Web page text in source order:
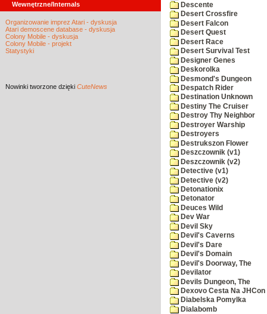
Wewnętrzne/Internals
Organizowanie imprez Atari - dyskusja
Atari demoscene database - dyskusja
Colony Mobile - dyskusja
Colony Mobile - projekt
Statystyki
Nowinki tworzone dzięki CuteNews
Descente
Desert Crossfire
Desert Falcon
Desert Quest
Desert Race
Desert Survival Test
Designer Genes
Deskorolka
Desmond's Dungeon
Despatch Rider
Destination Unknown
Destiny The Cruiser
Destroy Thy Neighbor
Destroyer Warship
Destroyers
Destrukszon Flower
Deszczownik (v1)
Deszczownik (v2)
Detective (v1)
Detective (v2)
Detonationix
Detonator
Deuces Wild
Dev War
Devil Sky
Devil's Caverns
Devil's Dare
Devil's Domain
Devil's Doorway, The
Devilator
Devils Dungeon, The
Dexovo Cesta Na JHCon
Diabelska Pomylka
Dialabomb